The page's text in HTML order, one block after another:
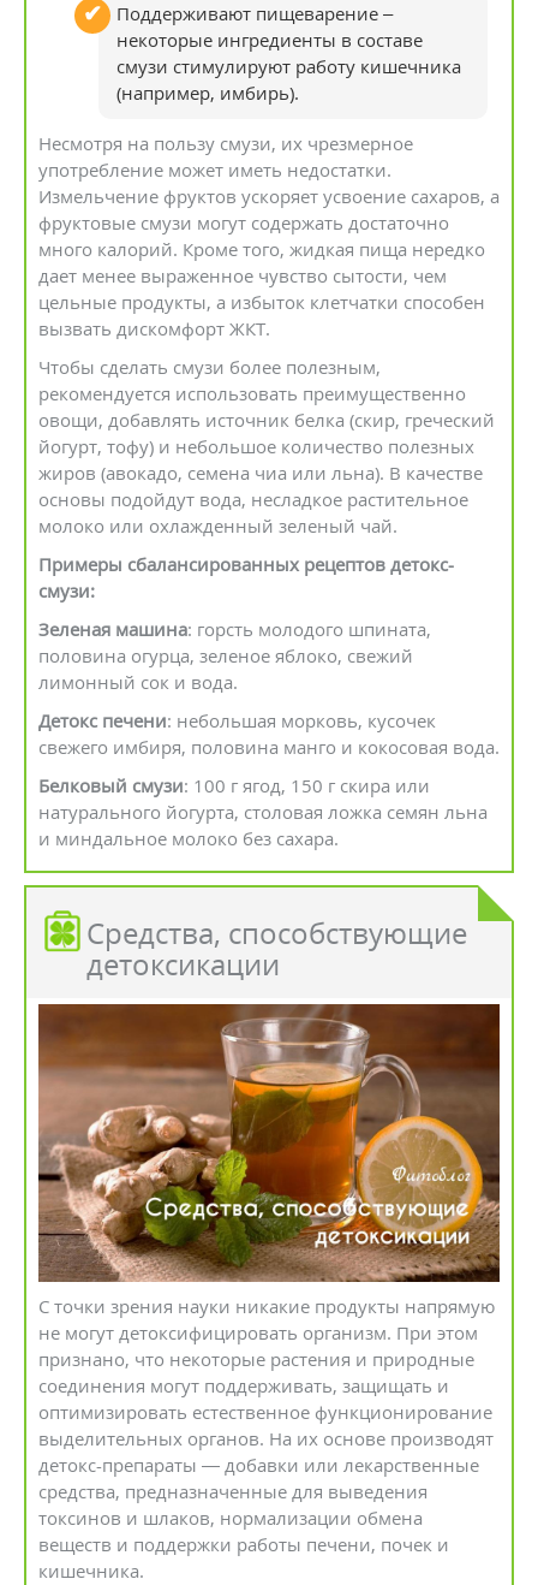
Поддерживают пищеварение –
некоторые ингредиенты в составе
смузи стимулируют работу кишечника
(например, имбирь).
Несмотря на пользу смузи, их чрезмерное
употребление может иметь недостатки.
Измельчение фруктов ускоряет усвоение сахаров, а
фруктовые смузи могут содержать достаточно
много калорий. Кроме того, жидкая пища нередко
дает менее выраженное чувство сытости, чем
цельные продукты, а избыток клетчатки способен
вызвать дискомфорт ЖКТ.
Чтобы сделать смузи более полезным,
рекомендуется использовать преимущественно
овощи, добавлять источник белка (скир, греческий
йогурт, тофу) и небольшое количество полезных
жиров (авокадо, семена чиа или льна). В качестве
основы подойдут вода, несладкое растительное
молоко или охлажденный зеленый чай.
Примеры сбалансированных рецептов детокс-
смузи:
Зеленая машина: горсть молодого шпината,
половина огурца, зеленое яблоко, свежий
лимонный сок и вода.
Детокс печени: небольшая морковь, кусочек
свежего имбиря, половина манго и кокосовая вода.
Белковый смузи: 100 г ягод, 150 г скира или
натурального йогурта, столовая ложка семян льна
и миндальное молоко без сахара.
Средства, способствующие
детоксикации
С точки зрения науки никакие продукты напрямую
не могут детоксифицировать организм. При этом
признано, что некоторые растения и природные
соединения могут поддерживать, защищать и
оптимизировать естественное функционирование
выделительных органов. На их основе производят
детокс-препараты — добавки или лекарственные
средства, предназначенные для выведения
токсинов и шлаков, нормализации обмена
веществ и поддержки работы печени, почек и
кишечника.